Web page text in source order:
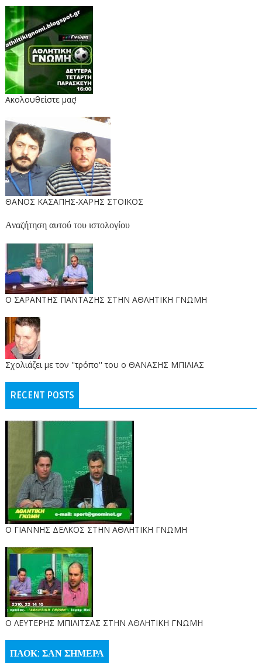
Ακολουθείστε μας!
ΘΑΝΟΣ ΚΑΣΑΠΗΣ-ΧΑΡΗΣ ΣΤΟΙΚΟΣ
Αναζήτηση αυτού του ιστολογίου
O ΣΑΡΑΝΤΗΣ ΠΑΝΤΑΖΗΣ ΣΤΗΝ ΑΘΛΗΤΙΚΗ ΓΝΩΜΗ
Σχολιάζει με τον ''τρόπο'' του ο ΘΑΝΑΣΗΣ ΜΠΙΛΙΑΣ
RECENT POSTS
Ο ΓΙΑΝΝΗΣ ΔΕΛΚΟΣ ΣΤΗΝ ΑΘΛΗΤΙΚΗ ΓΝΩΜΗ
O ΛΕΥΤΕΡΗΣ ΜΠΙΛΙΤΣΑΣ ΣΤΗΝ ΑΘΛΗΤΙΚΗ ΓΝΩΜΗ
ΠΑΟΚ: ΣΑΝ ΣΗΜΕΡΑ